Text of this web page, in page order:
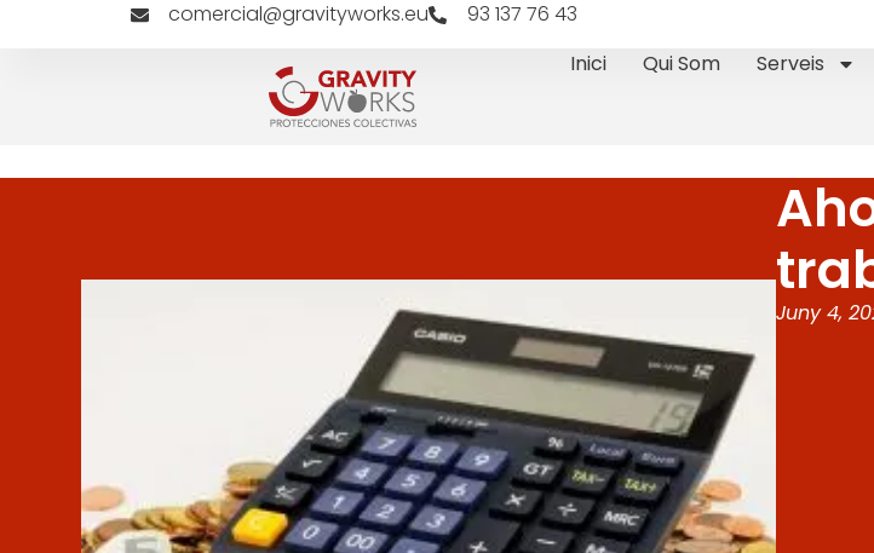
comercial@gravityworks.eu
93 137 76 43
Inici
Qui Som Serveis
Juny 4,